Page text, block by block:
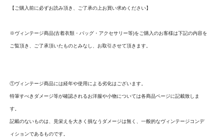
【ご購入前に必ずお読み頂き、ご了承の上お買い求めください】
※ヴィンテージ商品(古着衣類・バッグ・アクセサリー等)をご購入のお客様は下記の内容を
ご覧頂き、ご了承頂いたものとみなし、お取引させて頂きます。
①ヴィンテージ商品には経年や使用による劣化はございます。
特筆すべきダメージ等が確認されるお洋服や小物については各商品ページに記載致しま
す。
記載のないものは、見栄えを大きく損なうダメージは無く、一般的なヴィンテージコンデ
ィションであるものです。